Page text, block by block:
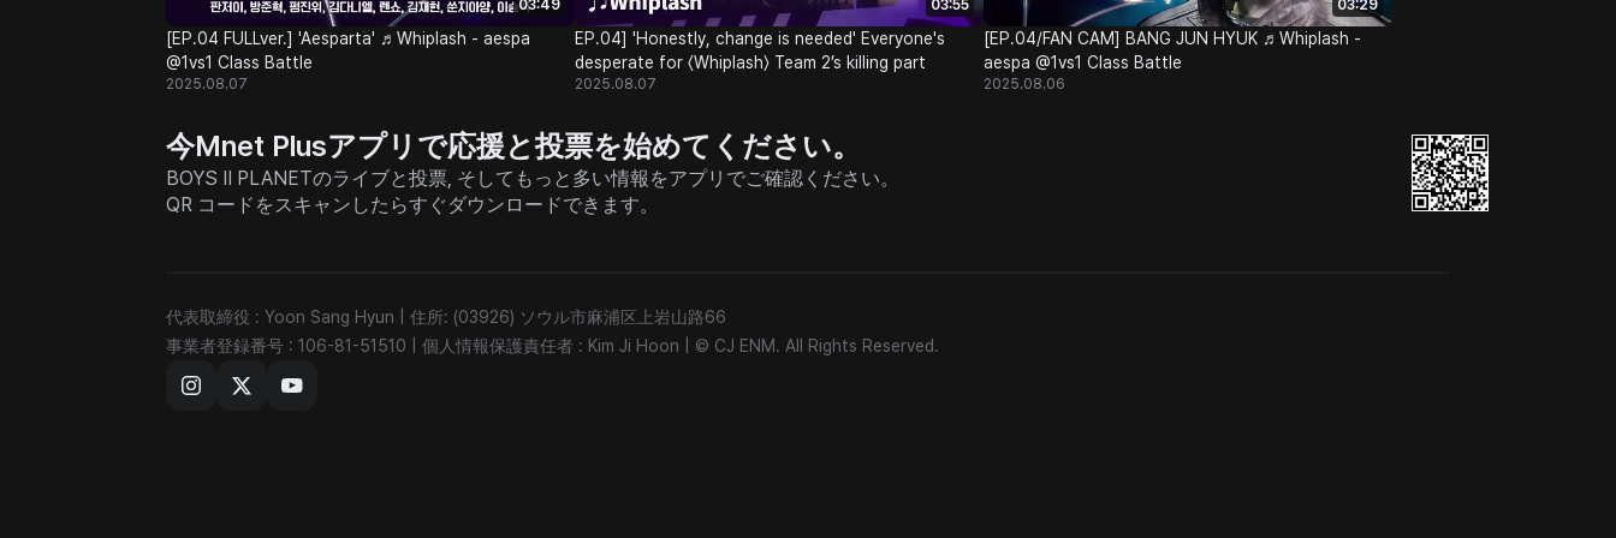
03:49
[EP.04 FULLver.] 'Aesparta' ♬Whiplash - aespa
@1vs1 Class Battle
2025.08.07
03:55
EP.04] 'Honestly, change is needed' Everyone's
desperate for 〈Whiplash〉 Team 2’s killing part
2025.08.07
03:29
[EP.04/FAN CAM] BANG JUN HYUK ♬Whiplash -
aespa @1vs1 Class Battle
2025.08.06
今Mnet Plusアプリで応援と投票を始めてください。
BOYS II PLANETのライブと投票, そしてもっと多い情報をアプリでご確認ください。
QR コードをスキャンしたらすぐダウンロードできます。
代表取締役 : Yoon Sang Hyun
住所: (03926) ソウル市麻浦区上岩山路66
事業者登録番号 : 106-81-51510
個人情報保護責任者 : Kim Ji Hoon © CJ ENM. All Rights Reserved.